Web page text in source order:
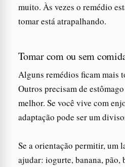
muito. Às vezes o remédio
tomar está atrapalhando.
Tomar com ou sem
Alguns remédios ficam mais
Outros precisam de
melhor. Se você vive com
adaptação pode ser um
Se a orientação permitir, um
ajudar: iogurte, banana, pão,